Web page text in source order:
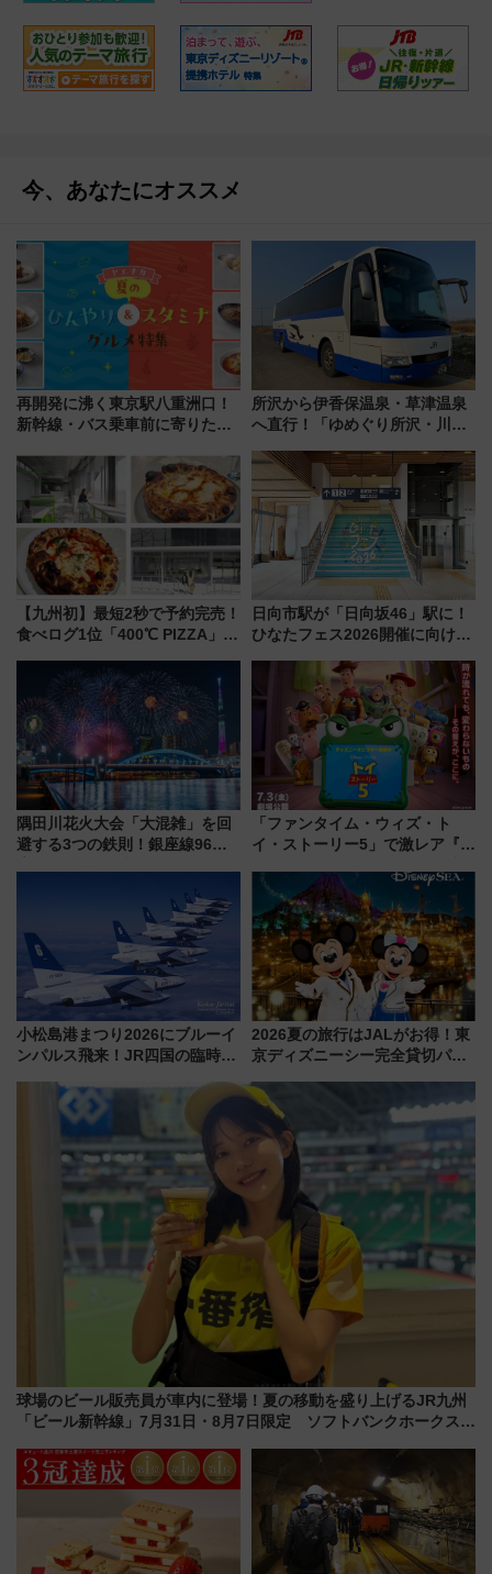
今、あなたにオススメ
再開発に沸く東京駅八重洲口！
新幹線・バス乗車前に寄りたい
やり＆スタミナグルメ」6選【新
店舗も！】
所沢から伊香保温泉・草津温泉
へ直行！「ゆめぐり所沢・川越
軽に 運行ダイヤ・運賃を解説
【九州初】最短2秒で予約完売！
食べログ1位「400℃ PIZZA」が
プン。もつ鍋風など限定メニュ
ーも
日向市駅が「日向坂46」駅に！
ひなたフェス2026開催に向けJR
全力応援 夜行列車「ドリーム
おひさま号」も走る
隅田川花火大会「大混雑」を回
避する3つの鉄則！銀座線96本
「ファンタイム・ウィズ・ト
イ・ストーリー5」で激レア『ロ
デコレーションも徹底解説
小松島港まつり2026にブルーイ
ンパルス飛来！JR四国の臨時ダ
2026夏の旅行はJALがお得！東
京ディズニーシー完全貸切パー
ーン始まる 条件は「夏の国内
線に2回搭乗」
球場のビール販売員が車内に登場！夏の移動を盛り上げるJR九州
「ビール新幹線」7月31日・8月7日限定 ソフトバンクホークスと